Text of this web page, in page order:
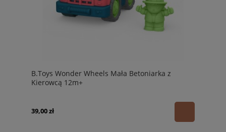
B.Toys Wonder Wheels Mała Betoniarka z
Kierowcą 12m+
39,00 zł